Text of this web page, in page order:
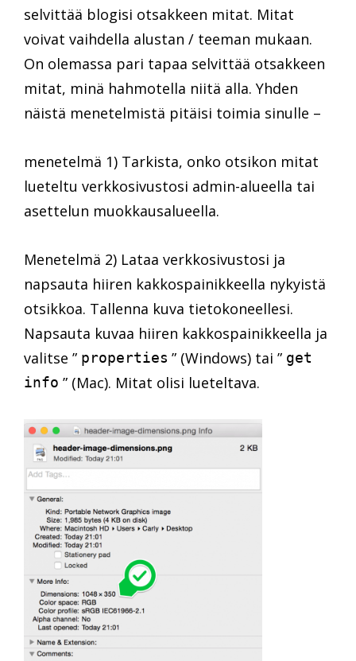
selvittää blogisi otsakkeen mitat. Mitat
voivat vaihdella alustan / teeman mukaan.
On olemassa pari tapaa selvittää otsakkeen
mitat, minä hahmotella niitä alla. Yhden
näistä menetelmistä pitäisi toimia sinulle –
menetelmä 1) Tarkista, onko otsikon mitat
lueteltu verkkosivustosi admin-alueella tai
asettelun muokkausalueella.
Menetelmä 2) Lataa verkkosivustosi ja
napsauta hiiren kakkospainikkeella nykyistä
otsikkoa. Tallenna kuva tietokoneellesi.
Napsauta kuvaa hiiren kakkospainikkeella ja
valitse ” properties ” (Windows) tai ” get
info ” (Mac). Mitat olisi lueteltava.